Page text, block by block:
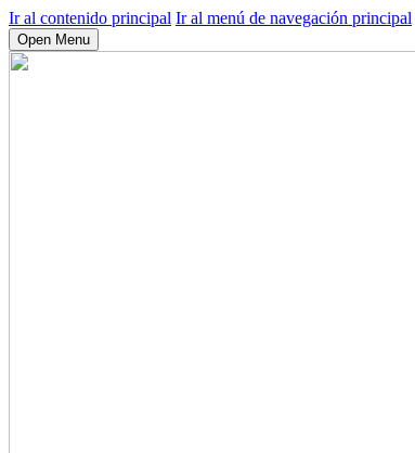
Ir al contenido principal Ir al menú de navegación principal
Open Menu